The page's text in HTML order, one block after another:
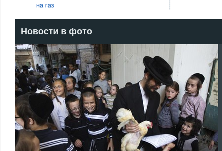
на газ
Новости в фото